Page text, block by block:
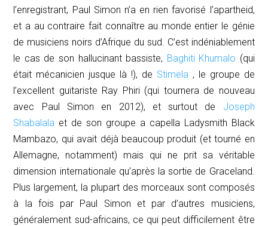
l’enregistrant, Paul Simon n’a en rien favorisé l’apartheid,
et a au contraire fait connaître au monde entier le génie
de musiciens noirs d’Afrique du sud. C’est indéniablement
le cas de son hallucinant bassiste, Baghiti Khumalo (qui
était mécanicien jusque là !), de Stimela, le groupe de
l’excellent guitariste Ray Phiri (qui tournera de nouveau
avec Paul Simon en 2012), et surtout de Joseph
Shabalala et de son groupe a capella Ladysmith Black
Mambazo, qui avait déjà beaucoup produit (et tourné en
Allemagne, notamment) mais qui ne prit sa véritable
dimension internationale qu’après la sortie de Graceland.
Plus largement, la plupart des morceaux sont composés
à la fois par Paul Simon et par d’autres musiciens,
généralement sud-africains, ce qui peut difficilement être